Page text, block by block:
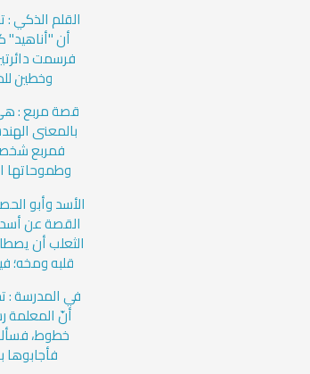
القلم
أن "أناهيد"
فرسمت
وخطين
قصة مربع :
بالمعنى
فمربع
وطموحاتها
الأسد وأبو
القصة عن
الثعلب أن
قلبه ومخه؛
في المدرسة
أنّ المعلمة
خطوط،